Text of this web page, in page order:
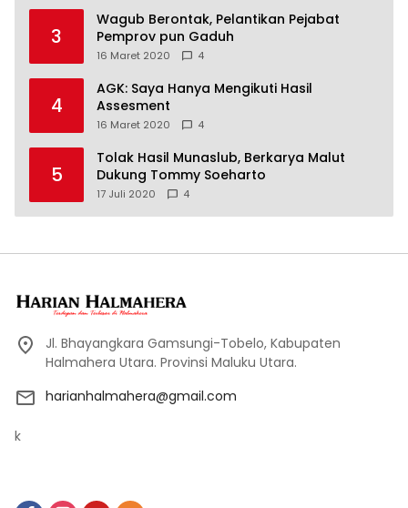
3
Wagub Berontak, Pelantikan Pejabat
Pemprov pun Gaduh
16 Maret 2020 4
4
AGK: Saya Hanya Mengikuti Hasil
Assesment
16 Maret 2020 4
5
Tolak Hasil Munaslub, Berkarya Malut
Dukung Tommy Soeharto
17 Juli 2020 4
Jl. Bhayangkara Gamsungi-Tobelo, Kabupaten
Halmahera Utara. Provinsi Maluku Utara.
harianhalmahera@gmail.com
k